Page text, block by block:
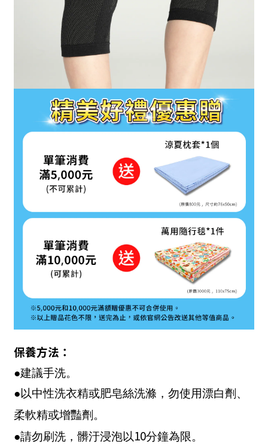
保養方法：
●建議手洗。
●以中性洗衣精或肥皂絲洗滌，勿使用漂白劑、
柔軟精或增豔劑。
●請勿刷洗，髒汙浸泡以10分鐘為限。